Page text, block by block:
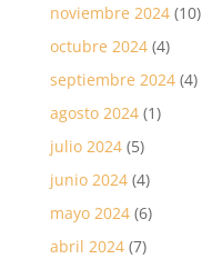
noviembre 2024(10)
octubre 2024(4)
septiembre 2024(4)
agosto 2024(1)
julio 2024(5)
junio 2024(4)
mayo 2024(6)
abril 2024(7)